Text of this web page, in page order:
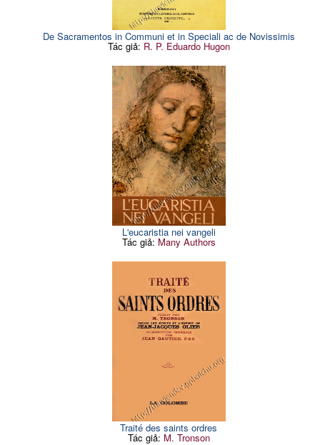
De Sacramentos in Communi et in Speciali ac de Novissimis
Tác giả: R. P. Eduardo Hugon
L'eucaristia nei vangeli
Tác giả: Many Authors
Traité des saints ordres
Tác giả: M. Tronson